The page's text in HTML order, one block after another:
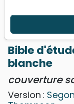
Bible d'étude
couverture
Bible
blanche
couverture
Version :